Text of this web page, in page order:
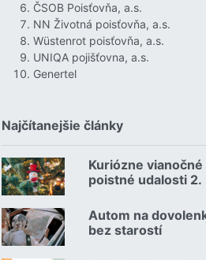
ČSOB Poisťovňa, a.s.
NN Životná poisťovňa, a.s.
Wüstenrot poisťovňa, a.s.
UNIQA pojišťovna, a.s.
Genertel
Najčítanejšie články
Kuriózne vianočné
poistné udalosti 2.
18.12.2024 | | redakcia
Autom na
bez starostí
02.07.2026 |